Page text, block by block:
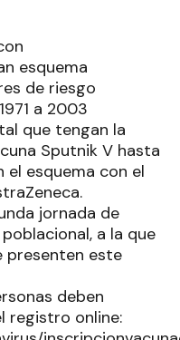
esquema
de riesgo
a 2003
que tengan la
Sputnik V hasta
el esquema con el
jornada de
a la que
presenten este
deben
registro online: